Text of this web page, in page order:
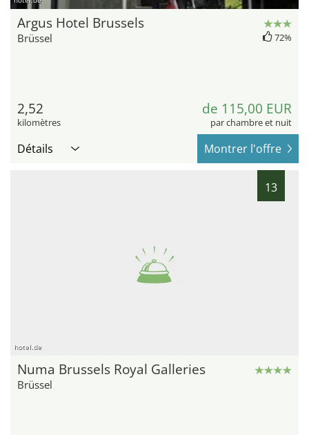
Argus Hotel Brussels
Brüssel 72%
2,52
kilomètres
de 115,00 EUR
par chambre et nuit
Détails Montrer l'offre
13
hotel.de
Numa Brussels Royal Galleries
Brüssel